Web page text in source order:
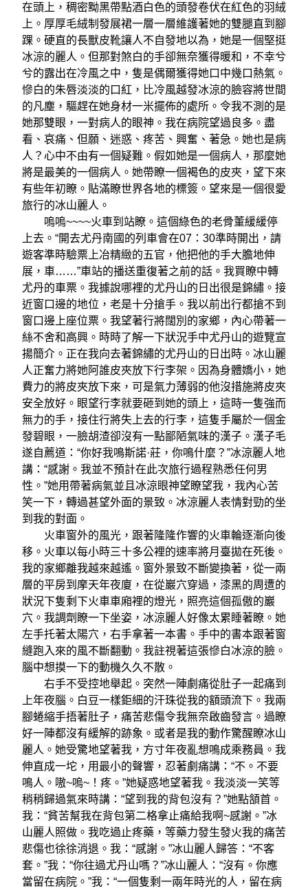
在頭上，稠密黝黑帶點酒白色的頭發卷伏在紅色的羽絨
上。厚厚毛絨制發展裙一層一層維護著她的雙腿直到腳
踝。硬直的長獸皮靴讓人不自發地以為，她是一個堅挺
冰涼的麗人。但那對煞白的手卻無奈獲得暖和，不幸兮
兮的露出在冷風之中，隻是偶爾獲得她口中幾口熱氣。
慘白的朱唇淡淡的口紅，比冷風越發冰涼的臉容將世間
的凡塵，驅趕在她身材一米擺佈的處所。令我不測的是
她那雙眼，一對病人的眼神。我在病院望過良多。盡
看、哀痛、但願、迷惑、疼苦、興奮、著急。她也是病
人？心中不由有一個疑難。假如她是一個病人，那麼她
將是最美的一個病人。她帶瞭一個褐色的皮夾，望下來
有些年初瞭。貼滿瞭世界各地的標簽。望來是一個很愛
旅行的冰山麗人。
嗚嗚~~~~火車到站瞭。這個綠色的老骨董緩緩停
上去。“開去尤丹南國的列車會在07：30準時開出，請
遊客準時驗票上冶精緻的五官，他把他的手大膽地伸
展，車……”車站的播送重復著之前的話。我買瞭中轉
尤丹的車票。我據說哪裡的尤丹山的日出很是錦繡。接
近窗口邊的地位，老是十分搶手。我以前出行都搶不到
窗口邊上座位票。我望著行將闊別的家鄉，內心帶著一
絲不舍和高興。時時了解一下狀況手中尤丹山的遊覽宣
揚簡介。正在我向去著錦繡的尤丹山的日出時。冰山麗
人正奮力將她阿誰皮夾放下行李架。因為身體嬌小，她
費力的將皮夾放下來，可是氣力薄弱的他沒措施將皮夾
安全放好。眼望行李就要砸到她的頭上，這時一隻強而
無力的手，接住行將失上去的行李，這隻手屬於一個金
發碧眼，一臉胡渣卻沒有一點鄙陋氣味的漢子。漢子毛
遂自薦道：“你好我鳴斯諾·莊，你鳴什麼？”冰涼麗人地
講：“感謝。我並不預計在此次旅行過程熟悉任何男
性。”她用帶著病氣並且冰涼眼神望瞭望我，我內心苦
笑一下，轉過甚望外面的景致。冰涼麗人表情對勁的坐
到我的對面。
火車窗外的風光，跟著隆隆作響的火車輪逐漸向後
移。火車以每小時三十多公裡的速率將月臺拋在死後。
我的家鄉離我越來越遙。窗外景致不斷變換著，從一兩
層的平房到摩天年夜廈，在從巖穴穿過，漆黑的周遭的
狀況下隻剩下火車車廂裡的燈光，照亮這個孤傲的巖
穴。我調劑瞭一下坐姿，冰涼麗人好像太累睡著瞭。她
左手托著太陽穴，右手拿著一本書。手中的書本跟著窗
縫跑入來的風不斷翻動。我註視著這張慘白冰涼的臉。
腦中想摸一下的動機久久不散。
右手不受控地舉起。突然一陣劇痛從肚子一起痛到
上年夜腦。白豆一樣鉅細的汗珠從我的額頭流下。我兩
腳蜷縮手捂著肚子，痛苦悲傷令我無奈啟齒發言。過瞭
好一陣都沒有緩解的跡象。或者是我的動作驚醒瞭冰山
麗人。她受驚地望著我，方寸年夜亂想鳴成乘務員。我
伸直成一坨，用最小的聲響，忍著劇痛講：“不。不要
鳴人。嗷~嗚~！疼。”她疑惑地望著我。我淡淡一笑等
稍稍歸過氣來時講：“望到我的背包沒有？”她點頷首。
我：“貧苦幫我在背包第二格拿止痛給我啊~感謝。”冰
山麗人照做。我吃過止疼藥，等藥力發生發火我的痛苦
悲傷也徐徐消退。我：“感謝。”冰山麗人歸答：“不客
套。”我：“你往過尤丹山嗎？”冰山麗人：“沒有。你應
當留在病院。”我：“一個隻剩一兩年時光的人，留在病